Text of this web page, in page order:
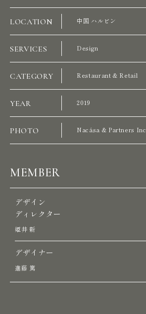
LOCATION 中国 ハルビン
SERVICES Design
CATEGORY Restaurant & Retail
YEAR 2019
PHOTO Nacása & Partners Inc.
MEMBER
デザイン
ディレクター
姫井 新
デザイナー
進藤 篤